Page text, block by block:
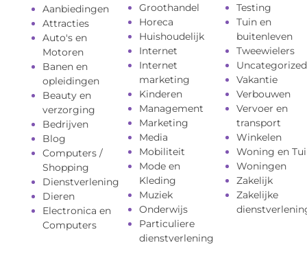
Aanbiedingen
Attracties
Auto's en
Motoren
Banen en
opleidingen
Beauty en
verzorging
Bedrijven
Blog
Computers /
Shopping
Dienstverlening
Dieren
Electronica en
Computers
Groothandel
Horeca
Huishoudelijk
Internet
Internet
marketing
Kinderen
Management
Marketing
Media
Mobiliteit
Mode en
Kleding
Muziek
Onderwijs
Particuliere
dienstverlening
Testing
Tuin en
buitenleven
Tweewielers
Uncategorized
Vakantie
Verbouwen
Vervoer en
transport
Winkelen
Woning en
Woningen
Zakelijk
Zakelijke